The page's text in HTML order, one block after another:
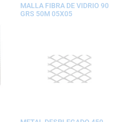
MALLA FIBRA DE VIDRIO 90
GRS 50M 05X05